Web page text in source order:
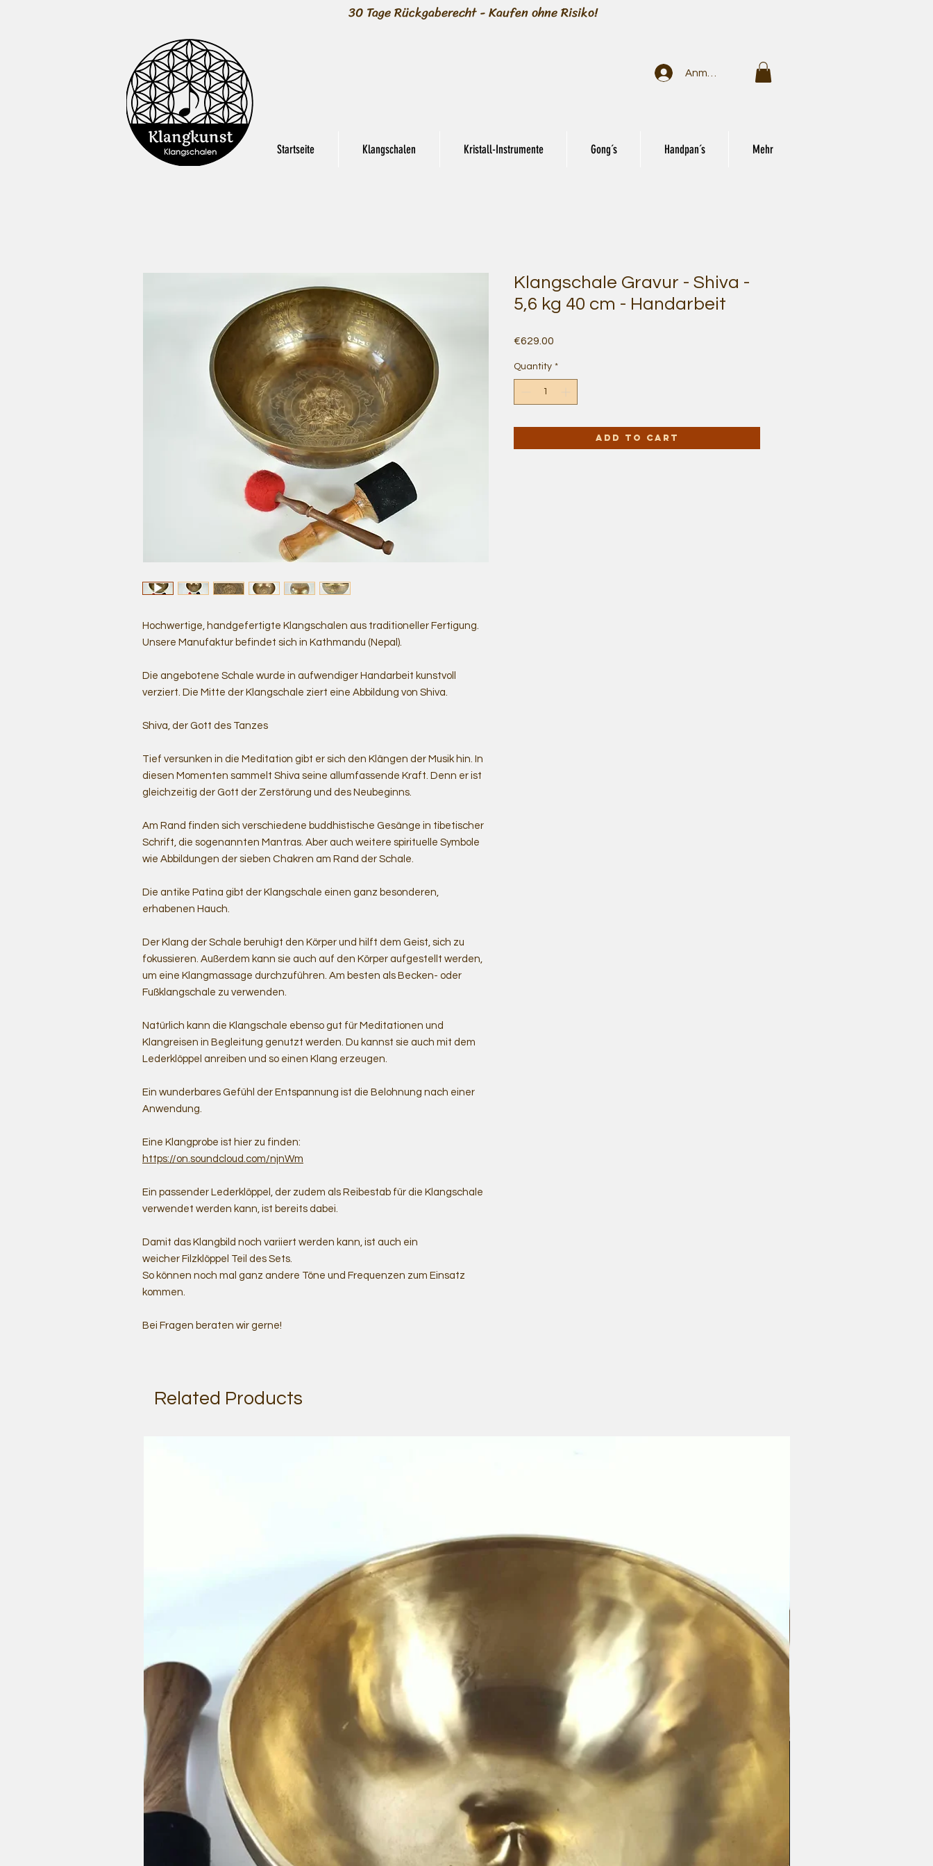
30 Tage Rückgaberecht - Kaufen ohne Risiko!
Anmelden
Startseite Klangschalen Kristall-Instrumente Gong´s Handpan´s Mehr
Hochwertige, handgefertigte Klangschalen aus traditioneller Fertigung.
Unsere Manufaktur befindet sich in Kathmandu (Nepal).
Die angebotene Schale wurde in aufwendiger Handarbeit kunstvoll
verziert. Die Mitte der Klangschale ziert eine Abbildung von Shiva.
Shiva, der Gott des Tanzes
Tief versunken in die Meditation gibt er sich den Klängen der Musik hin. In
diesen Momenten sammelt Shiva seine allumfassende Kraft. Denn er ist
gleichzeitig der Gott der Zerstörung und des Neubeginns.
Am Rand finden sich verschiedene buddhistische Gesänge in tibetischer
Schrift, die sogenannten Mantras. Aber auch weitere spirituelle Symbole
wie Abbildungen der sieben Chakren am Rand der Schale.
Die antike Patina gibt der Klangschale einen ganz besonderen,
erhabenen Hauch.
Der Klang der Schale beruhigt den Körper und hilft dem Geist, sich zu
fokussieren. Außerdem kann sie auch auf den Körper aufgestellt werden,
um eine Klangmassage durchzuführen. Am besten als Becken- oder
Fußklangschale zu verwenden.
Natürlich kann die Klangschale ebenso gut für Meditationen und
Klangreisen in Begleitung genutzt werden. Du kannst sie auch mit dem
Lederklöppel anreiben und so einen Klang erzeugen.
Ein wunderbares Gefühl der Entspannung ist die Belohnung nach einer
Anwendung.
Eine Klangprobe ist hier zu finden:
https://on.soundcloud.com/njnWm
Ein passender Lederklöppel, der zudem als Reibestab für die Klangschale
verwendet werden kann, ist bereits dabei.
Damit das Klangbild noch variiert werden kann, ist auch ein
weicher Filzklöppel Teil des Sets.
So können noch mal ganz andere Töne und Frequenzen zum Einsatz
kommen.
Bei Fragen beraten wir gerne!
Klangschale Gravur - Shiva -
5,6 kg 40 cm - Handarbeit
€629.00
Quantity *
Add to Cart
Related Products